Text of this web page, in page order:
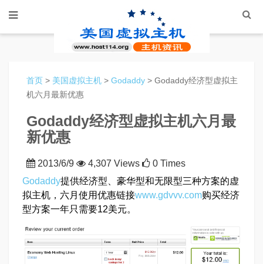
首页 > 美国虚拟主机 > Godaddy > Godaddy经济型虚拟主
机六月最新优惠
Godaddy经济型虚拟主机六月最
新优惠
2013/6/9 4,307 Views
0 Times
Godaddy提供经济型、豪华型和无限型三种方案的虚
拟主机，六月使用优惠链接www.gdvvv.com购买经济
型方案一年只需要12美元。